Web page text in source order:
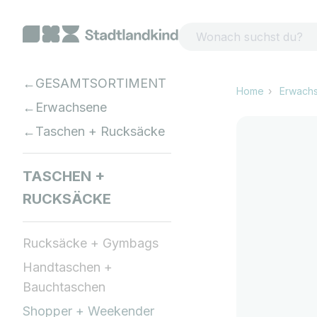
GESAMTSORTIMENT
Erwachsene
Taschen + Rucksäcke
TASCHEN +
RUCKSÄCKE
Rucksäcke + Gymbags
Handtaschen +
Bauchtaschen
Shopper + Weekender
Home